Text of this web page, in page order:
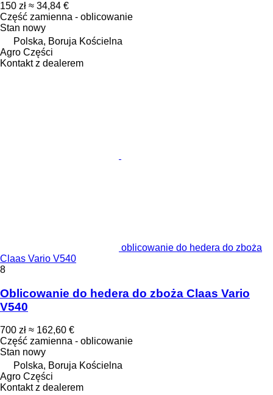
150 zł ≈ 34,84 €
Część zamienna - oblicowanie
Stan nowy
Polska, Boruja Kościelna
Agro Części
Kontakt z dealerem
oblicowanie do hedera do zboża
Claas Vario V540
8
Oblicowanie do hedera do zboża Claas Vario
V540
700 zł ≈ 162,60 €
Część zamienna - oblicowanie
Stan nowy
Polska, Boruja Kościelna
Agro Części
Kontakt z dealerem